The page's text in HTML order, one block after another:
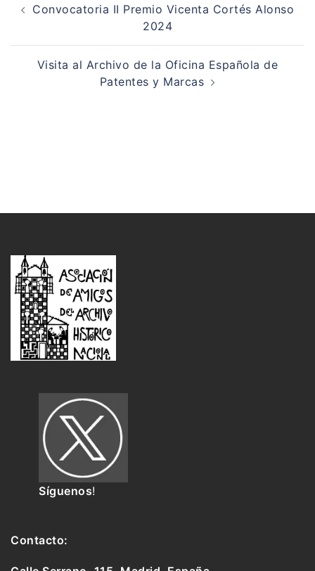
de Convocatoria II Premio Vicenta Cortés Alonso
2024
Visita al Archivo de la Oficina Española de
Patentes y Marcas
Síguenos!
Contacto: